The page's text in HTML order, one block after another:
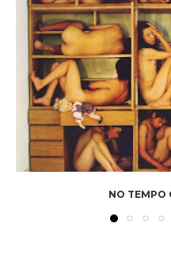
NO TEMPO